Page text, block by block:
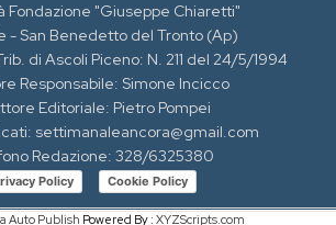
Fondazione "Giuseppe Chiaretti"
- San Benedetto del Tronto (Ap)
di Ascoli Piceno: N. 211 del 24/5/1994
Responsabile: Simone Incicco
Editoriale: Pietro Pompei
settimanaleancora@gmail.com
Redazione: 328/6325380
Policy Cookie Policy
Auto Publish Powered By : XYZScripts.com